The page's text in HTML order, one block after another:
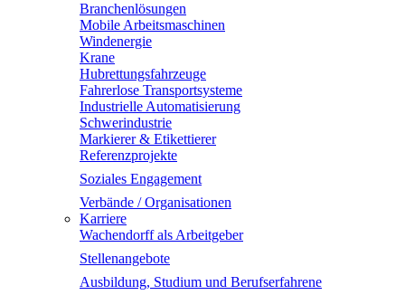
Branchenlösungen
Mobile Arbeitsmaschinen
Windenergie
Krane
Hubrettungsfahrzeuge
Fahrerlose Transportsysteme
Industrielle Automatisierung
Schwerindustrie
Markierer & Etikettierer
Referenzprojekte
Soziales Engagement
Verbände / Organisationen
Karriere
Wachendorff als Arbeitgeber
Stellenangebote
Ausbildung, Studium und Berufserfahrene